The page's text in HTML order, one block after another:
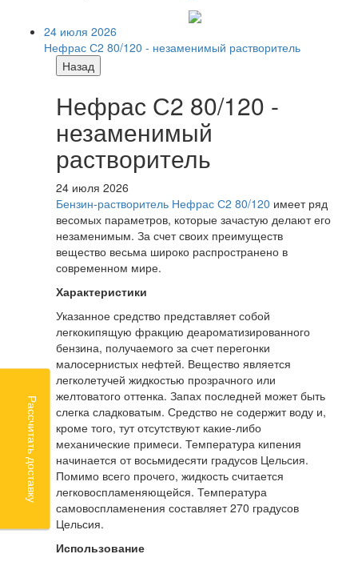
24 июля 2026
Нефрас С2 80/120 - незаменимый растворитель
Назад
Нефрас С2 80/120 -
незаменимый
растворитель
24 июля 2026
Бензин-растворитель Нефрас С2 80/120 имеет ряд
весомых параметров, которые зачастую делают его
незаменимым. За счет своих преимуществ
вещество весьма широко распространено в
современном мире.
Характеристики
Указанное средство представляет собой
легкокипящую фракцию деароматизированного
бензина, получаемого за счет перегонки
малосернистых нефтей. Вещество является
легколетучей жидкостью прозрачного или
желтоватого оттенка. Запах последней может быть
слегка сладковатым. Средство не содержит воду и,
кроме того, тут отсутствуют какие-либо
механические примеси. Температура кипения
начинается от восьмидесяти градусов Цельсия.
Помимо всего прочего, жидкость считается
легковоспламеняющейся. Температура
самовоспламенения составляет 270 градусов
Цельсия.
Использование
Рассчитать доставку